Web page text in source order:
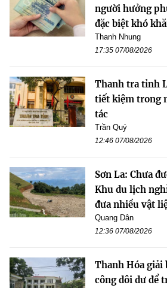
người hưởng
đặc biệt khó
Thanh Nhung
17:35 07/08/2026
Thanh tra tỉnh
tiết kiệm trong
tác
Trần Quý
12:46 07/08/2026
Sơn La: Chưa
Khu du lịch
đưa nhiều vật
Quang Dân
12:36 07/08/2026
Thanh Hóa giải
công dôi dư để